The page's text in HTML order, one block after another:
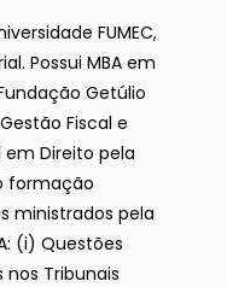
FUMEC,
Possui MBA em
Getúlio
Fiscal e
em Direito pela
formação
ministrados pela
(i) Questões
nos Tribunais